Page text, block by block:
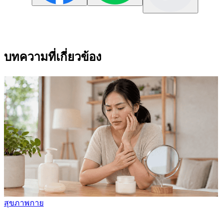
บทความที่เกี่ยวข้อง
สุขภาพกาย